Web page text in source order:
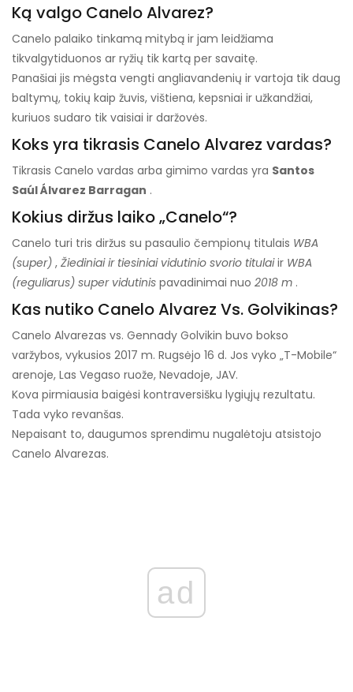
Ką valgo Canelo Alvarez?
Canelo palaiko tinkamą mitybą ir jam leidžiama
tikvalgytiduonos ar ryžių tik kartą per savaitę.
Panašiai jis mėgsta vengti angliavandenių ir vartoja tik daug
baltymų, tokių kaip žuvis, vištiena, kepsniai ir užkandžiai,
kuriuos sudaro tik vaisiai ir daržovės.
Koks yra tikrasis Canelo Alvarez vardas?
Tikrasis Canelo vardas arba gimimo vardas yra Santos
Saúl Álvarez Barragan .
Kokius diržus laiko „Canelo“?
Canelo turi tris diržus su pasaulio čempionų titulais WBA
(super) , Žiediniai ir tiesiniai vidutinio svorio titulai ir WBA
(reguliarus) super vidutinis pavadinimai nuo 2018 m .
Kas nutiko Canelo Alvarez Vs. Golvikinas?
Canelo Alvarezas vs. Gennady Golvikin buvo bokso
varžybos, vykusios 2017 m. Rugsėjo 16 d. Jos vyko „T-Mobile“
arenoje, Las Vegaso ruože, Nevadoje, JAV.
Kova pirmiausia baigėsi kontraversišku lygiųjų rezultatu.
Tada vyko revanšas.
Nepaisant to, daugumos sprendimu nugalėtoju atsistojo
Canelo Alvarezas.
ad